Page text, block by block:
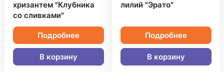
хризантем "Клубника
со сливками"
Подробнее
В корзину
лилий "Эрато"
Подробнее
В корзину